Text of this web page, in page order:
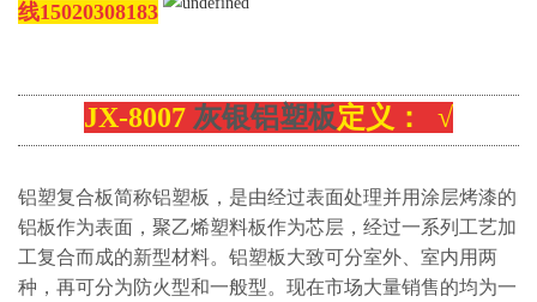
线15020308183
JX-8007 灰银铝塑板定义： √
铝塑复合板简称铝塑板，是由经过表面处理并用涂层烤漆的
铝板作为表面，聚乙烯塑料板作为芯层，经过一系列工艺加
工复合而成的新型材料。铝塑板大致可分室外、室内用两
种，再可分为防火型和一般型。现在市场大量销售的均为一